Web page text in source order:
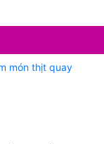
món thịt quay